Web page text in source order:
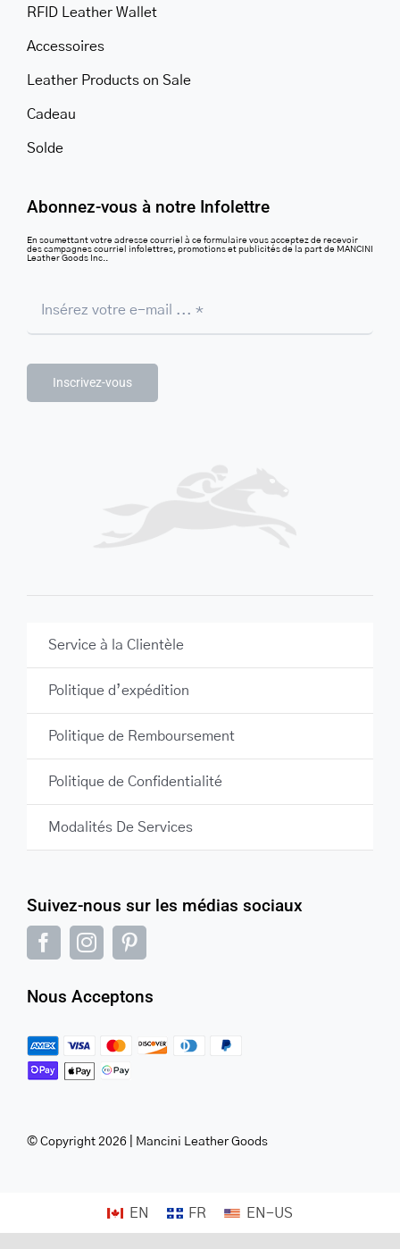
Suivez-nous sur les médias sociaux
Nous Acceptons
RFID Leather Wallet
Accessoires
Leather Products on Sale
Cadeau
Solde
Abonnez-vous à notre Infolettre
En soumettant votre adresse courriel à ce formulaire vous acceptez de recevoir
des campagnes courriel infolettres, promotions et publicités de la part de MANCINI
Leather Goods Inc..
Inscrivez-vous
© Copyright 2026 | Mancini Leather Goods
Service à la Clientèle
Politique d’expédition
Politique de Remboursement
Politique de Confidentialité
Modalités De Services
EN FR